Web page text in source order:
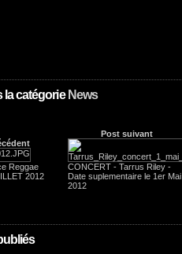
la catégorie News
Reggae
2012
Post suivant
CONCERT - Tarrus Riley -
Date suplementaire le 1er Mai
2012